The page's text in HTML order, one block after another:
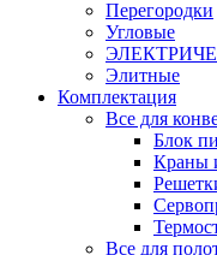
Перегородки
Угловые
Элитные
Комплектация
Все для
Блок
Краны
Все для